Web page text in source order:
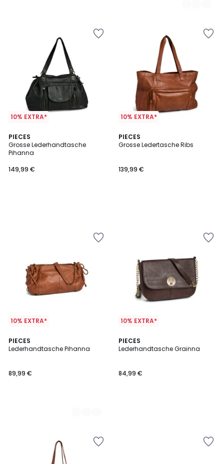
10% EXTRA*
PIECES
Grosse Lederhandtasche
Pihanna
149,99 €
10% EXTRA*
PIECES
Grosse Ledertasche Ribs
139,99 €
10% EXTRA*
PIECES
Lederhandtasche Pihanna
89,99 €
2
Farben
10% EXTRA*
PIECES
Lederhandtasche Grainna
84,99 €